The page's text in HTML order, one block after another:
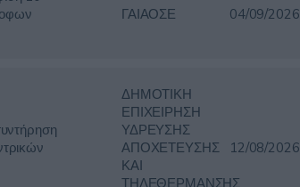
ΓΑΙΑΟΣΕ 04/09/2026
ΔΗΜΟΤΙΚΗ
ΕΠΙΧΕΙΡΗΣΗ
ΥΔΡΕΥΣΗΣ
ΑΠΟΧΕΤΕΥΣΗΣ
ΚΑΙ
ΤΗΛΕΘΕΡΜΑΝΣΗΣ
12/08/2026